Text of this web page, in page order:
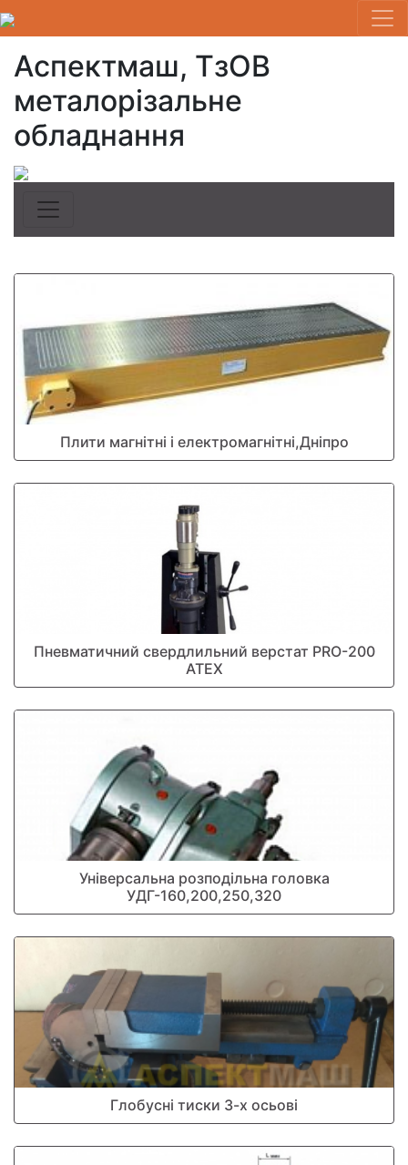
Аспектмаш, ТзОВ
металорізальне
обладнання
Плити магнітні і електромагнітні,Дніпро
Пневматичний свердлильний верстат PRO-200
ATEX
Універсальна розподільна головка
УДГ-160,200,250,320
Глобусні тиски 3-х осьові